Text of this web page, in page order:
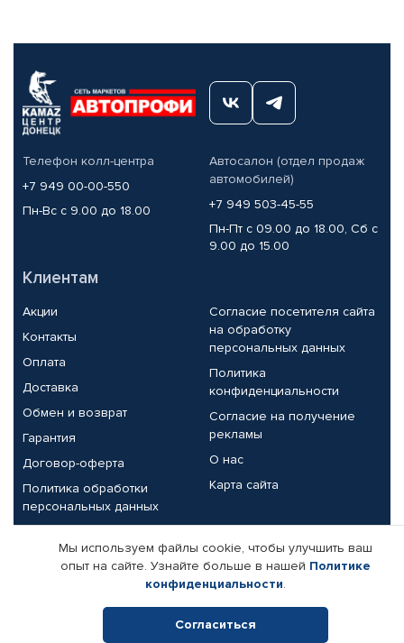
Телефон колл-центра
+7 949 00-00-550
Пн-Вс с 9.00 до 18.00
Автосалон (отдел продаж
автомобилей)
+7 949 503-45-55
Пн-Пт с 09.00 до 18.00, Сб с
9.00 до 15.00
Клиентам
Акции
Контакты
Оплата
Доставка
Обмен и возврат
Гарантия
Договор-оферта
Политика обработки
персональных данных
Согласие посетителя сайта
на обработку
персональных данных
Политика
конфиденциальности
Согласие на получение
рекламы
О нас
Карта сайта
Партнерам
Корпоративным клиентам
Поставщикам
Реквизиты компании
Мы используем файлы cookie, чтобы улучшить ваш
опыт на сайте. Узнайте больше в нашей Политике
конфиденциальности.
Согласиться